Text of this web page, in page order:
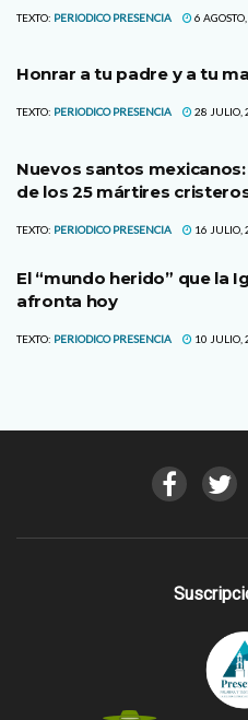
TEXTO: PERIODICO PRESENCIA 6
Honrar a tu padre y a tu
TEXTO: PERIODICO PRESENCIA 28 JULIO,
Nuevos santos
de los 25 mártires
TEXTO: PERIODICO PRESENCIA 16 JULIO,
El “mundo herido” que la
afronta hoy
TEXTO: PERIODICO PRESENCIA 10 JULIO,